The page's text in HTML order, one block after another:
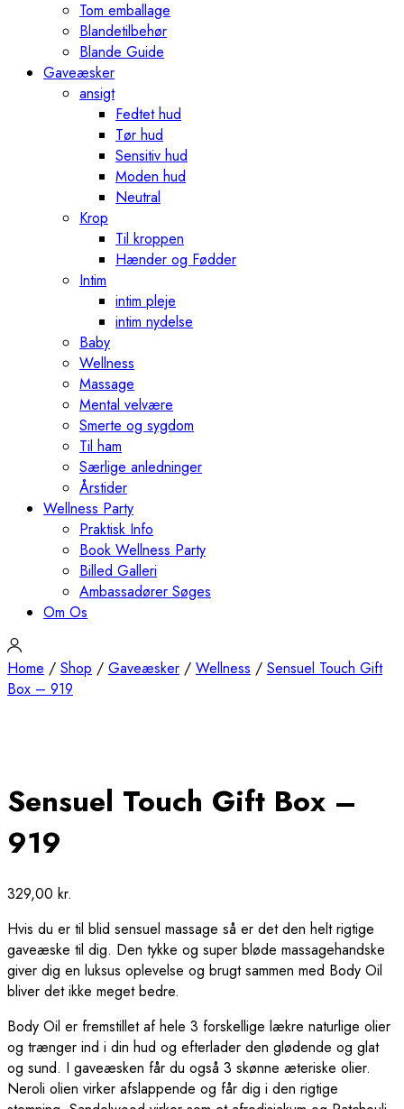
Tom emballage
Blandetilbehør
Blande Guide
Gaveæsker
ansigt
Fedtet hud
Tør hud
Sensitiv hud
Moden hud
Neutral
Krop
Til kroppen
Hænder og Fødder
Intim
intim pleje
intim nydelse
Baby
Wellness
Massage
Mental velvære
Smerte og sygdom
Til ham
Særlige anledninger
Årstider
Wellness Party
Praktisk Info
Book Wellness Party
Billed Galleri
Ambassadører Søges
Om Os
Home / Shop / Gaveæsker / Wellness / Sensuel Touch Gift
Box – 919
Sensuel Touch Gift Box –
919
329,00 kr.
Hvis du er til blid sensuel massage så er det den helt rigtige
gaveæske til dig. Den tykke og super bløde massagehandske
giver dig en luksus oplevelse og brugt sammen med Body Oil
bliver det ikke meget bedre.
Body Oil er fremstillet af hele 3 forskellige lækre naturlige olier
og trænger ind i din hud og efterlader den glødende og glat
og sund. I gaveæsken får du også 3 skønne æteriske olier.
Neroli olien virker afslappende og får dig i den rigtige